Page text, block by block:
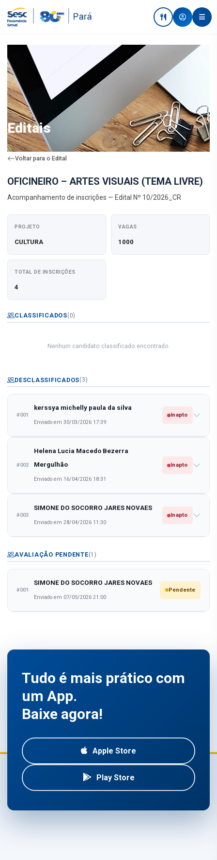
Editais
Voltar para o Edital
OFICINEIRO – ARTES VISUAIS (TEMA LIVRE)
Acompanhamento de inscrições — Edital Nº 10/2026_CR
PROJETO
CULTURA
VAGAS
1000
TOTAL DE INSCRIÇÕES
4
CLASSIFICADOS(0)
Nenhum candidato classificado encontrado.
DESCLASSIFICADOS(3)
#001
kerssya michelly paula da silva
Enviado em 30/03/2026 17:39
Inapto
#002
Helena Lucia Macedo Bezerra
Mergulhão
Enviado em 16/04/2026 18:31
Inapto
#003
SIMONE DO SOCORRO JARES NOVAES
Enviado em 28/04/2026 11:30
Inapto
AVALIAÇÃO PENDENTE(1)
#001
SIMONE DO SOCORRO JARES NOVAES
Enviado em 07/05/2026 21:00
Pendente
Tudo é mais prático com
um App.
Baixe agora!
Apple Store
Play Store